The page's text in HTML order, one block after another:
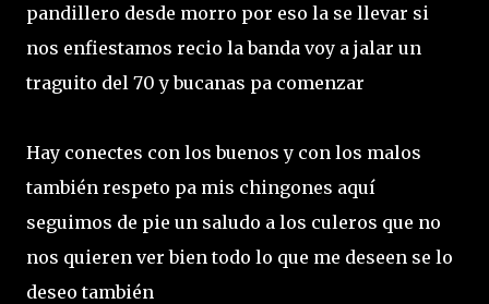
pandillero desde morro por eso la se llevar si
nos enfiestamos recio la banda voy a jalar un
traguito del 70 y bucanas pa comenzar
Hay conectes con los buenos y con los malos
también respeto pa mis chingones aquí
seguimos de pie un saludo a los culeros que no
nos quieren ver bien todo lo que me deseen se lo
deseo también